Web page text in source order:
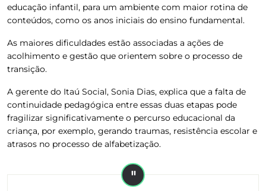
educação infantil, para um ambiente com maior rotina de
conteúdos, como os anos iniciais do ensino fundamental.
As maiores dificuldades estão associadas a ações de
acolhimento e gestão que orientem sobre o processo de
transição.
A gerente do Itaú Social, Sonia Dias, explica que a falta de
continuidade pedagógica entre essas duas etapas pode
fragilizar significativamente o percurso educacional da
criança, por exemplo, gerando traumas, resistência escolar e
atrasos no processo de alfabetização.